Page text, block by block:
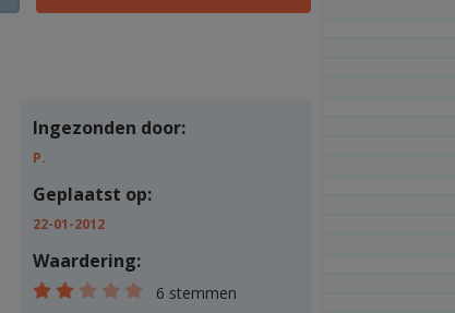
Ingezonden door:
P.
Geplaatst op:
22-01-2012
Waardering:
6 stemmen